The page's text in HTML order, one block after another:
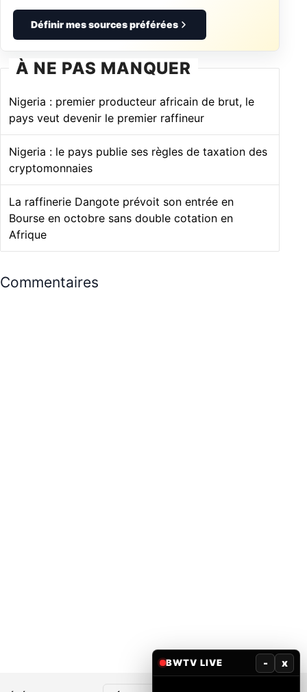
Définir mes sources préférées
À NE PAS MANQUER
Nigeria : premier producteur africain de brut, le
pays veut devenir le premier raffineur
Nigeria : le pays publie ses règles de taxation des
cryptomonnaies
La raffinerie Dangote prévoit son entrée en
Bourse en octobre sans double cotation en
Afrique
Commentaires
BWTV LIVE - x